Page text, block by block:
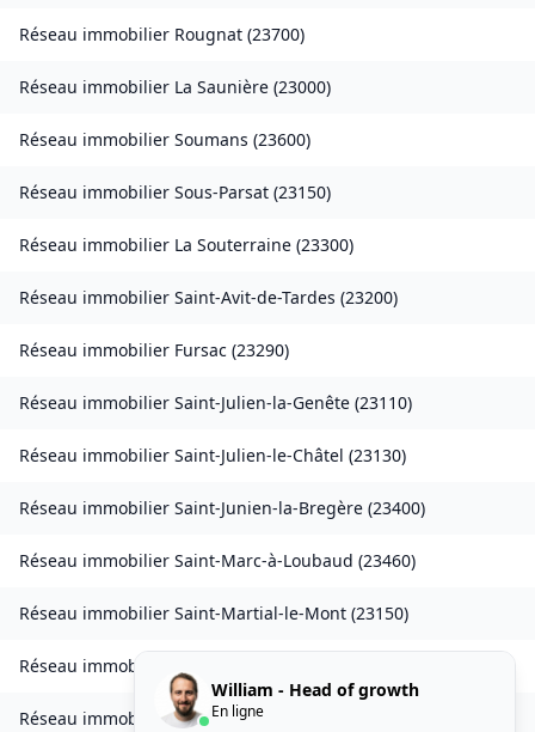
Réseau immobilier Rougnat (23700)
Réseau immobilier La Saunière (23000)
Réseau immobilier Soumans (23600)
Réseau immobilier Sous-Parsat (23150)
Réseau immobilier La Souterraine (23300)
Réseau immobilier Saint-Avit-de-Tardes (23200)
Réseau immobilier Fursac (23290)
Réseau immobilier Saint-Julien-la-Genête (23110)
Réseau immobilier Saint-Julien-le-Châtel (23130)
Réseau immobilier Saint-Junien-la-Bregère (23400)
Réseau immobilier Saint-Marc-à-Loubaud (23460)
Réseau immobilier Saint-Martial-le-Mont (23150)
Réseau immobilier
Réseau immobilierSaint-Médard-la-Rochette
William - Head of growth
En ligne